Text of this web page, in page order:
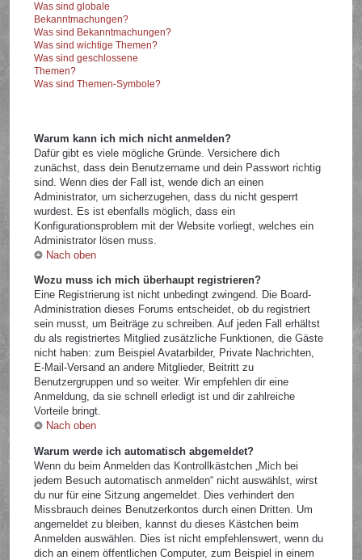
Was sind globale
Bekanntmachungen?
Was sind Bekanntmachungen?
Was sind wichtige Themen?
Was sind geschlossene
Themen?
Was sind Themen-Symbole?
Warum kann ich mich nicht anmelden?
Dafür gibt es viele mögliche Gründe. Versichere dich
zunächst, dass dein Benutzername und dein Passwort richtig
sind. Wenn dies der Fall ist, wende dich an einen
Administrator, um sicherzugehen, dass du nicht gesperrt
wurdest. Es ist ebenfalls möglich, dass ein
Konfigurationsproblem mit der Website vorliegt, welches ein
Administrator lösen muss.
Nach oben
Wozu muss ich mich überhaupt registrieren?
Eine Registrierung ist nicht unbedingt zwingend. Die Board-
Administration dieses Forums entscheidet, ob du registriert
sein musst, um Beiträge zu schreiben. Auf jeden Fall erhältst
du als registriertes Mitglied zusätzliche Funktionen, die Gäste
nicht haben: zum Beispiel Avatarbilder, Private Nachrichten,
E-Mail-Versand an andere Mitglieder, Beitritt zu
Benutzergruppen und so weiter. Wir empfehlen dir eine
Anmeldung, da sie schnell erledigt ist und dir zahlreiche
Vorteile bringt.
Nach oben
Warum werde ich automatisch abgemeldet?
Wenn du beim Anmelden das Kontrollkästchen „Mich bei
jedem Besuch automatisch anmelden“ nicht auswählst, wirst
du nur für eine Sitzung angemeldet. Dies verhindert den
Missbrauch deines Benutzerkontos durch einen Dritten. Um
angemeldet zu bleiben, kannst du dieses Kästchen beim
Anmelden auswählen. Dies ist nicht empfehlenswert, wenn du
dich an einem öffentlichen Computer, zum Beispiel in einem